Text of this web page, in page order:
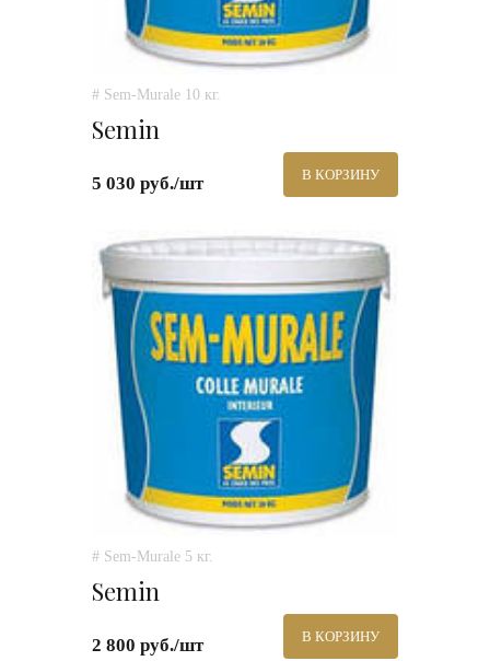
# Sem-Murale 10 кг.
Semin
5 030 руб./шт В КОРЗИНУ
# Sem-Murale 5 кг.
Semin
2 800 руб./шт В КОРЗИНУ